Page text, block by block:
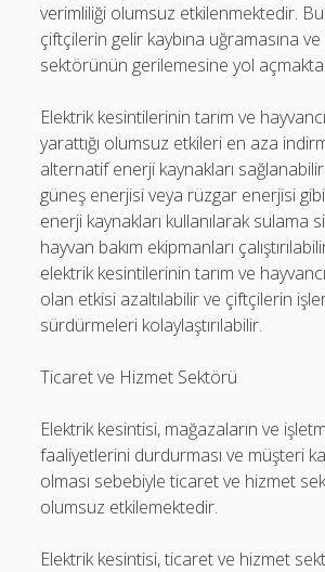
verimliliği olumsuz etkilenmektedir.
çiftçilerin gelir kaybına uğramasına ve
sektörünün gerilemesine yol
Elektrik kesintilerinin tarım ve
yarattığı olumsuz etkileri en aza
alternatif enerji kaynakları
güneş enerjisi veya rüzgar enerjisi
enerji kaynakları kullanılarak sulama
hayvan bakım ekipmanları
elektrik kesintilerinin tarım ve
olan etkisi azaltılabilir ve çiftçilerin
sürdürmeleri kolaylaştırılabilir.
Ticaret ve Hizmet Sektörü
Elektrik kesintisi, mağazaların ve
faaliyetlerini durdurması ve müşteri
olması sebebiyle ticaret ve hizmet
olumsuz etkilemektedir.
Elektrik kesintisi, ticaret ve hizmet